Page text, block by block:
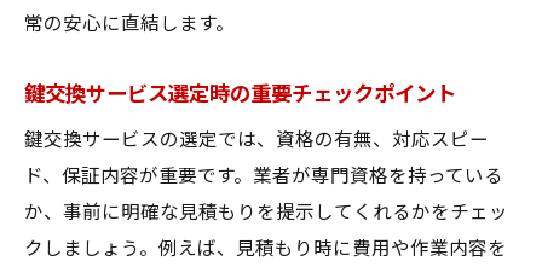
常の安心に直結します。
鍵交換サービス選定時の重要チェックポイント
鍵交換サービスの選定では、資格の有無、対応スピー
ド、保証内容が重要です。業者が専門資格を持っている
か、事前に明確な見積もりを提示してくれるかをチェッ
クしましょう。例えば、見積もり時に費用や作業内容を